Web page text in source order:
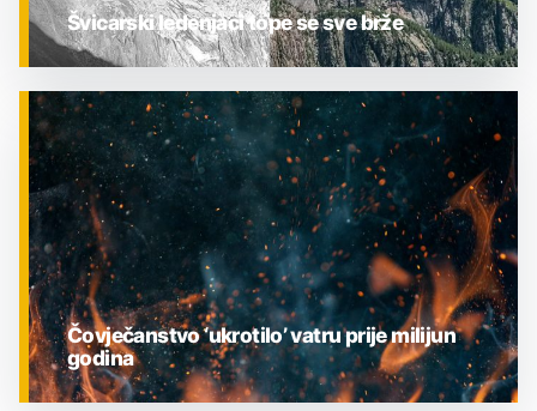
ZNANOST
Švicarski ledenjaci tope se sve brže
Čovječanstvo ‘ukrotilo’ vatru prije milijun
godina